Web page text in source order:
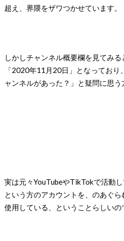
超え、界隈をザワつかせています。
しかしチャンネル概要欄を見てみ
「2020年11月20日」となってお
ャンネルがあった？」と疑問に思う
実は元々YouTubeやTikTokで活動
という方のアカウントを、のあぐ
使用している、ということらしいの